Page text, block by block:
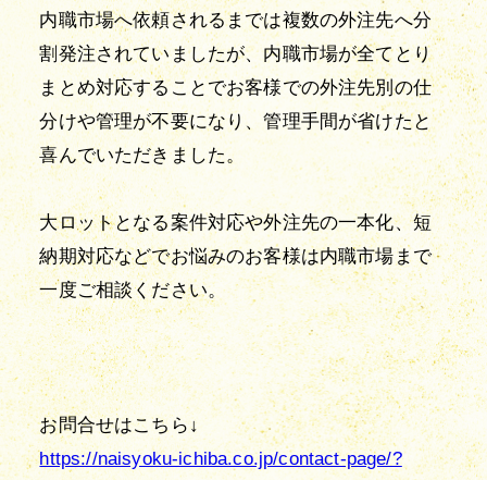
内職市場へ依頼されるまでは複数の外注先へ分
割発注されていましたが、内職市場が全てとり
まとめ対応することでお客様での外注先別の仕
分けや管理が不要になり、管理手間が省けたと
喜んでいただきました。
大ロットとなる案件対応や外注先の一本化、短
納期対応などでお悩みのお客様は内職市場まで
一度ご相談ください。
https://naisyoku-ichiba.co.jp/contact-page/?